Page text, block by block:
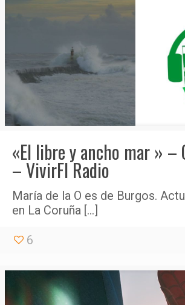
«El libre y ancho mar » –
– VivirFI Radio
María de la O es de Burgos.
en La Coruña […]
6